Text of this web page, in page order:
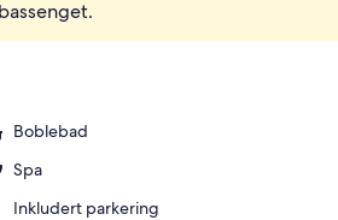
Boblebad
Spa
Inkludert parkering